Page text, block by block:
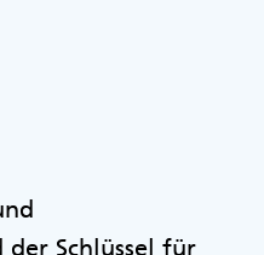
Schlüssel für